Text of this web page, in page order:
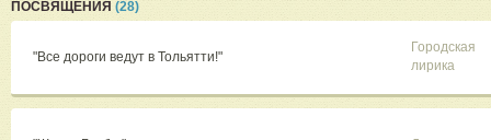
ПОСВЯЩЕНИЯ (28)
"Все дороги ведут в Тольятти!"
Городская
лирика